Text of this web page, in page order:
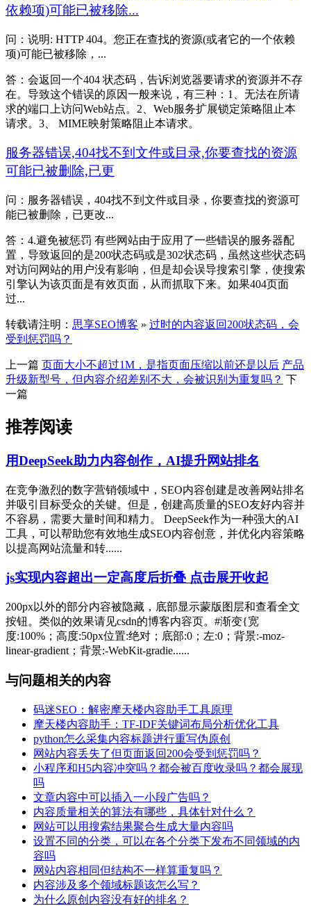
依赖项)可能已被移除...
问：说明: HTTP 404。您正在查找的资源(或者它的一个依赖
项)可能已被移除，...
答：会返回一个404 状态码，告诉浏览器要请求的资源并不存
在。导致这个错误的原因一般来说，有三种：1、无法在所请
求的端口上访问Web站点。2、Web服务扩展锁定策略阻止本
请求。3、 MIME映射策略阻止本请求。
服务器错误,404找不到文件或目录,你要查找的资源
可能已被删除,已更
问：服务器错误，404找不到文件或目录，你要查找的资源可
能已被删除，已更改...
答：4.避免被惩罚 有些网站由于应用了一些错误的服务器配
置，导致返回的是200状态码或是302状态码，虽然这些状态码
对访问网站的用户没有影响，但是却会误导搜索引擎，使搜索
引擎认为该页面是有效页面，从而抓取下来。如果404页面
过...
转载请注明： 思享SEO博客 » 过时的内容返回200状态码，会
受到惩罚吗？
上一篇 页面大小不超过1M，是指页面压缩以前还是以后 产品
升级新型号，但内容介绍差别不大，会被识别为重复吗？ 下
一篇
推荐阅读
用DeepSeek助力内容创作，AI提升网站排名
在竞争激烈的数字营销领域中，SEO内容创建是改善网站排名
并吸引目标受众的关键。但是，创建高质量的SEO友好内容并
不容易，需要大量时间和精力。 DeepSeek作为一种强大的AI
工具，可以帮助您有效地生成SEO内容创意，并优化内容策略
以提高网站流量和转......
js实现内容超出一定高度后折叠 点击展开收起
200px以外的部分内容被隐藏，底部显示蒙版图层和查看全文
按钮。类似的效果请见csdn的博客内容页。#渐变{宽
度:100%；高度:50px位置:绝对；底部:0；左:0；背景:-moz-
linear-gradient；背景:-WebKit-gradie......
与问题相关的内容
码迷SEO：解密摩天楼内容助手工具原理
摩天楼内容助手：TF-IDF关键词布局分析优化工具
python怎么采集内容标题进行重写伪原创
网站内容丢失了但页面返回200会受到惩罚吗？
小程序和H5内容冲突吗？都会被百度收录吗？都会展现
吗
文章内容中可以插入一小段广告吗？
内容质量相关的算法有哪些，具体针对什么？
网站可以用搜索结果聚合生成大量内容吗
设置不同的分类，可以在各个分类下发布不同领域的内
容吗
网站内容相同但结构不一样算重复吗？
内容涉及多个领域标题该怎么写？
为什么原创内容没有好的排名？